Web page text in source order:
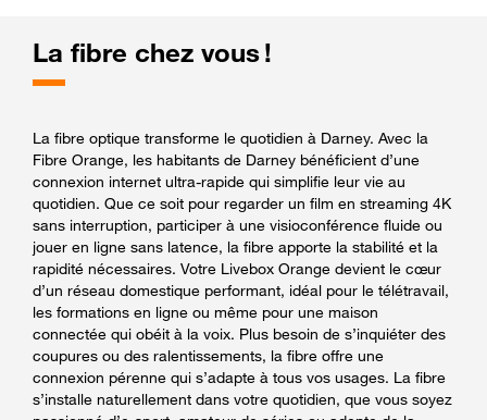
La fibre chez vous !
La fibre optique transforme le quotidien à Darney. Avec la
Fibre Orange, les habitants de Darney bénéficient d’une
connexion internet ultra-rapide qui simplifie leur vie au
quotidien. Que ce soit pour regarder un film en streaming 4K
sans interruption, participer à une visioconférence fluide ou
jouer en ligne sans latence, la fibre apporte la stabilité et la
rapidité nécessaires. Votre Livebox Orange devient le cœur
d’un réseau domestique performant, idéal pour le télétravail,
les formations en ligne ou même pour une maison
connectée qui obéit à la voix. Plus besoin de s’inquiéter des
coupures ou des ralentissements, la fibre offre une
connexion pérenne qui s’adapte à tous vos usages. La fibre
s’installe naturellement dans votre quotidien, que vous soyez